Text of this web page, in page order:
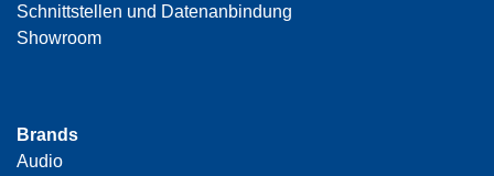
Schnittstellen und Datenanbindung
Showroom
Brands
Audio